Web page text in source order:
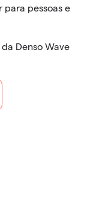
pessoas e
Denso Wave